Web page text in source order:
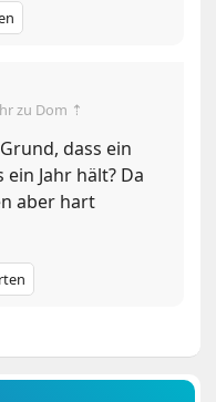
zu Dom ⇡
dass ein
Jahr hält? Da
aber hart